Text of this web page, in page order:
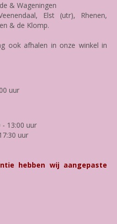
& Wageningen
Elst (utr), Rhenen,
& de Klomp.
ook afhalen in onze winkel in
uur
13:00 uur
uur
hebben wij aangepaste